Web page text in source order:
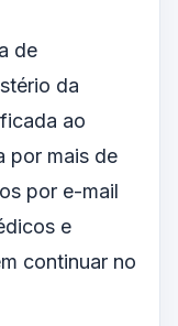
de
da
ao
por mais de
por e-mail
e
continuar no